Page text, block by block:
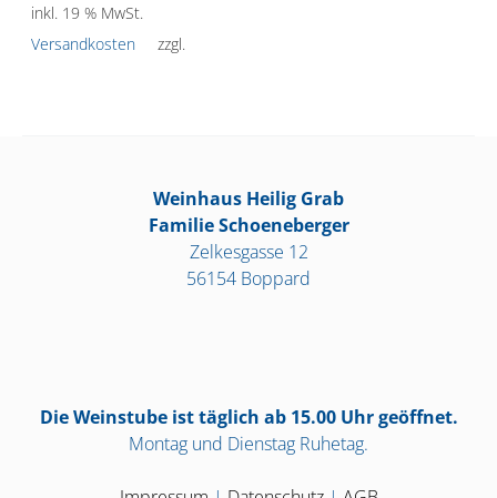
inkl. 19 % MwSt.
zzgl.
Versandkosten
Weinhaus Heilig Grab
Familie Schoeneberger
Zelkesgasse 12
56154 Boppard
Die Weinstube ist täglich ab 15.00 Uhr geöffnet.
Montag und Dienstag Ruhetag.